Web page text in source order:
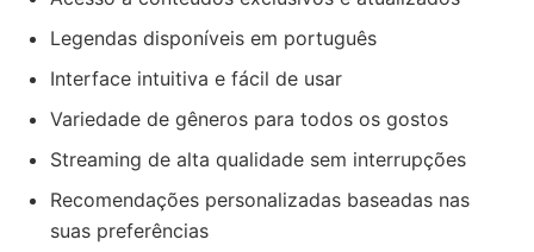
Legendas disponíveis em português
Interface intuitiva e fácil de usar
Variedade de gêneros para todos os gostos
Streaming de alta qualidade sem interrupções
Recomendações personalizadas baseadas nas
suas preferências